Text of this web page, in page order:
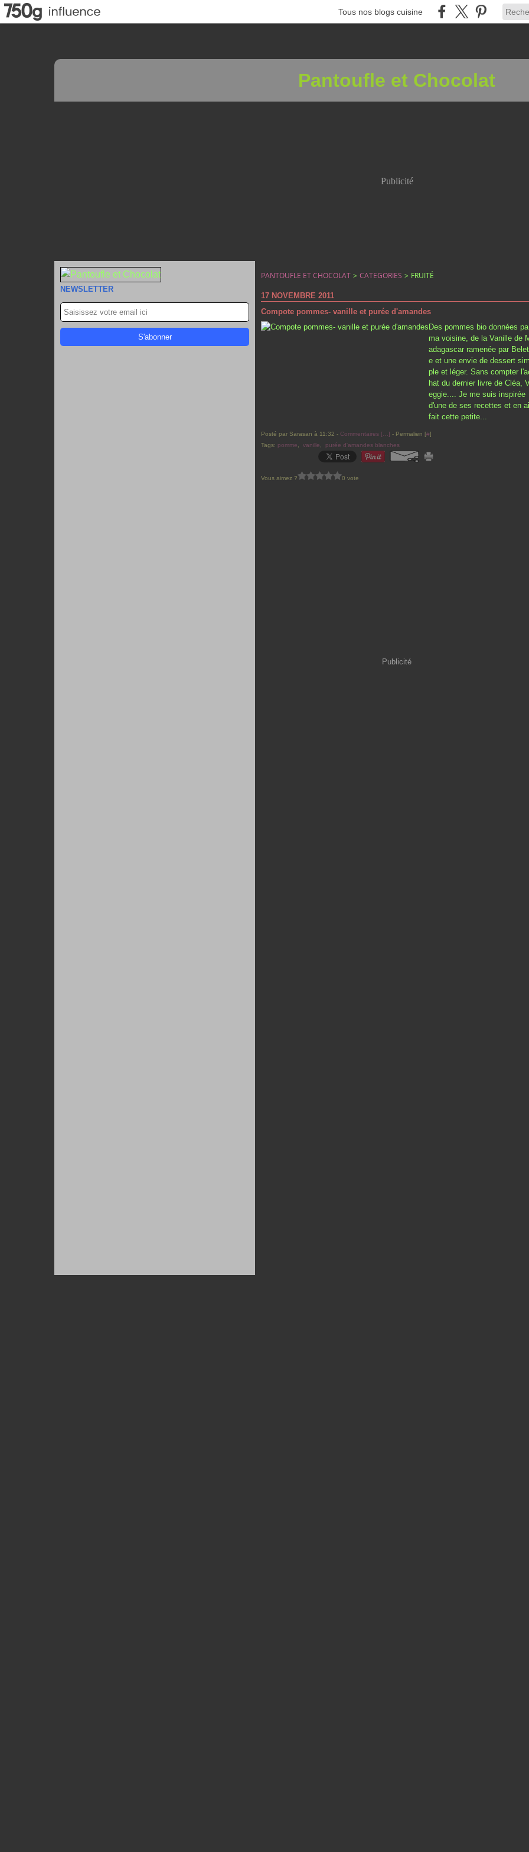
Tous nos blogs cuisine
Pantoufle et Chocolat
Publicité
NEWSLETTER
PANTOUFLE ET CHOCOLAT > CATEGORIES > FRUITÉ
17 NOVEMBRE 2011
Compote pommes- vanille et purée d'amandes
Des pommes bio données
ma voisine, de la Vanille de
adagascar ramenée par
e et une envie de dessert sim
ple et léger. Sans compter
hat du dernier livre de Cléa,
eggie.... Je me suis inspirée
d'une de ses recettes et en ai
fait cette petite...
Posté par Sarasan à 11:32 - Commentaires [ ] - Permalien [#]
Tags: pomme vanille purée d'amandes blanches
Vous aimez ? 0 vote
Publicité